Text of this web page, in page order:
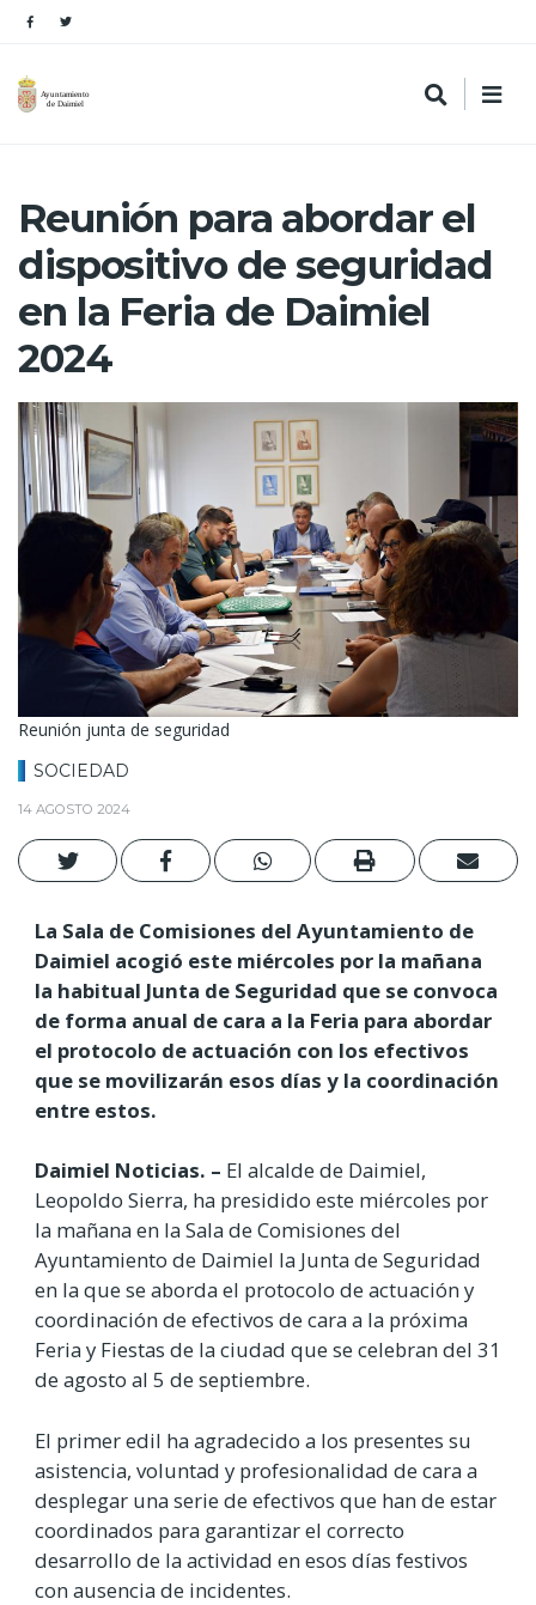
Reunión para abordar el
dispositivo de seguridad
en la Feria de Daimiel
2024
Reunión junta de seguridad
SOCIEDAD
14 AGOSTO 2024
La Sala de Comisiones del Ayuntamiento de
Daimiel acogió este miércoles por la mañana
la habitual Junta de Seguridad que se convoca
de forma anual de cara a la Feria para abordar
el protocolo de actuación con los efectivos
que se movilizarán esos días y la coordinación
entre estos.
Daimiel Noticias. – El alcalde de Daimiel,
Leopoldo Sierra, ha presidido este miércoles por
la mañana en la Sala de Comisiones del
Ayuntamiento de Daimiel la Junta de Seguridad
en la que se aborda el protocolo de actuación y
coordinación de efectivos de cara a la próxima
Feria y Fiestas de la ciudad que se celebran del 31
de agosto al 5 de septiembre.
El primer edil ha agradecido a los presentes su
asistencia, voluntad y profesionalidad de cara a
desplegar una serie de efectivos que han de estar
coordinados para garantizar el correcto
desarrollo de la actividad en esos días festivos
con ausencia de incidentes.